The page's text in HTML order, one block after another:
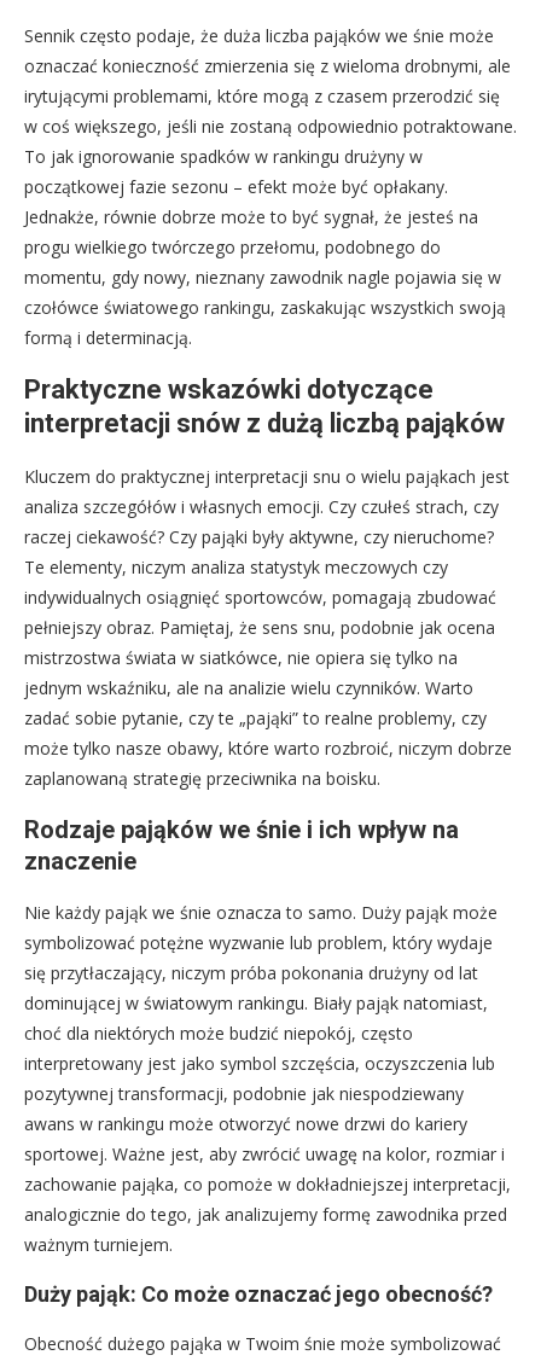
Sennik często podaje, że duża liczba pająków we śnie może
oznaczać konieczność zmierzenia się z wieloma drobnymi, ale
irytującymi problemami, które mogą z czasem przerodzić się
w coś większego, jeśli nie zostaną odpowiednio potraktowane.
To jak ignorowanie spadków w rankingu drużyny w
początkowej fazie sezonu – efekt może być opłakany.
Jednakże, równie dobrze może to być sygnał, że jesteś na
progu wielkiego twórczego przełomu, podobnego do
momentu, gdy nowy, nieznany zawodnik nagle pojawia się w
czołówce światowego rankingu, zaskakując wszystkich swoją
formą i determinacją.
Praktyczne wskazówki dotyczące
interpretacji snów z dużą liczbą pająków
Kluczem do praktycznej interpretacji snu o wielu pająkach jest
analiza szczegółów i własnych emocji. Czy czułeś strach, czy
raczej ciekawość? Czy pająki były aktywne, czy nieruchome?
Te elementy, niczym analiza statystyk meczowych czy
indywidualnych osiągnięć sportowców, pomagają zbudować
pełniejszy obraz. Pamiętaj, że sens snu, podobnie jak ocena
mistrzostwa świata w siatkówce, nie opiera się tylko na
jednym wskaźniku, ale na analizie wielu czynników. Warto
zadać sobie pytanie, czy te „pająki” to realne problemy, czy
może tylko nasze obawy, które warto rozbroić, niczym dobrze
zaplanowaną strategię przeciwnika na boisku.
Rodzaje pająków we śnie i ich wpływ na
znaczenie
Nie każdy pająk we śnie oznacza to samo. Duży pająk może
symbolizować potężne wyzwanie lub problem, który wydaje
się przytłaczający, niczym próba pokonania drużyny od lat
dominującej w światowym rankingu. Biały pająk natomiast,
choć dla niektórych może budzić niepokój, często
interpretowany jest jako symbol szczęścia, oczyszczenia lub
pozytywnej transformacji, podobnie jak niespodziewany
awans w rankingu może otworzyć nowe drzwi do kariery
sportowej. Ważne jest, aby zwrócić uwagę na kolor, rozmiar i
zachowanie pająka, co pomoże w dokładniejszej interpretacji,
analogicznie do tego, jak analizujemy formę zawodnika przed
ważnym turniejem.
Duży pająk: Co może oznaczać jego obecność?
Obecność dużego pająka w Twoim śnie może symbolizować